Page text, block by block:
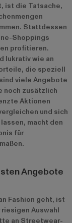
ist die Tatsache,
Stattdessen
Shoppings
profitieren.
lukrativ wie an
die speziell
viele Angebote
noch zusätzlich
Aktionen
und sich
macht den
für
Angebote
Fashion geht, ist
Auswahl
an Streetwear-